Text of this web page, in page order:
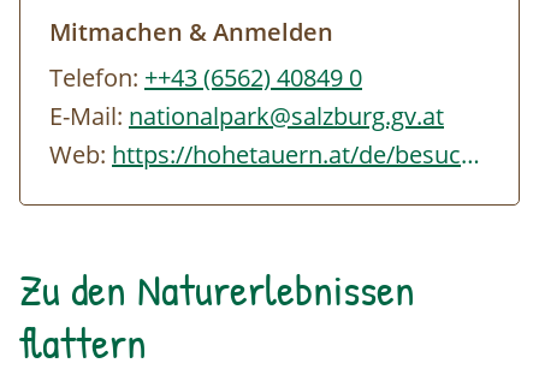
Mitmachen & Anmelden
Telefon: ++43 (6562) 40849 0
E-Mail: nationalpark@salzburg.gv.at
Web:
https://hohetauern.at/de/besuchen/tourenangebote.html#/erlebnisse/SBG/CD837A88-…
Zu den Naturerlebnissen
flattern